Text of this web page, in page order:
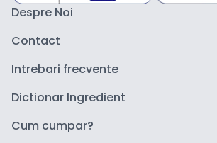
Despre Noi
Contact
Intrebari frecvente
Dictionar Ingredient
Cum cumpar?